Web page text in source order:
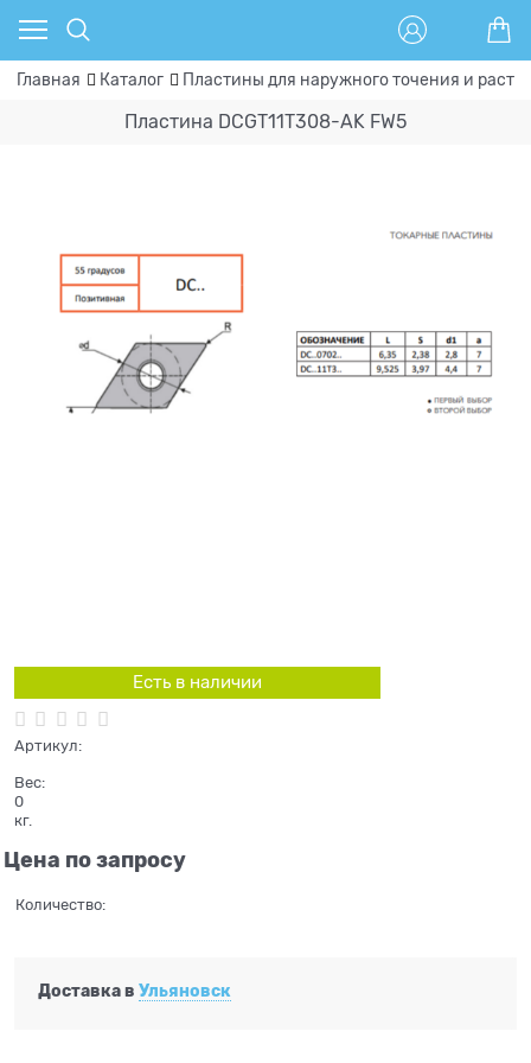
Главная Каталог Пластины для наружного точения и
Пластина DCGT11T308-AK FW5
Есть в наличии
Артикул:
Вес:
0
кг.
Цена по запросу
Количество:
Доставка в Ульяновск